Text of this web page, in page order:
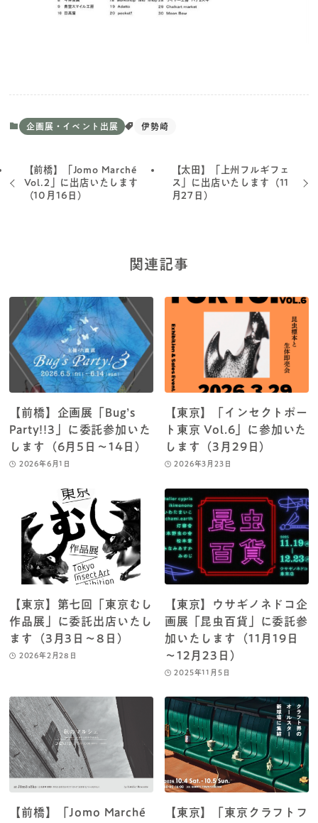
企画展・イベント出展 伊勢崎
【前橋】「Jomo Marché
Vol.2」に出店いたします
（10月16日）
【太田】「上州フルギフェ
ス」に出店いたします（11
月27日）
関連記事
【前橋】企画展「Bug’s
Party!!3」に委託参加いた
します（6月5日～14日）
2026年6月1日
【東京】「インセクトポー
ト東京 Vol.6」に参加いた
します（3月29日）
2026年3月23日
【東京】第七回「東京むし
作品展」に委託出店いたし
ます（3月3日～8日）
2026年2月28日
【東京】ウサギノネドコ企
画展「昆虫百貨」に委託参
加いたします（11月19日
～12月23日）
2025年11月5日
【前橋】「Jomo Marché
【東京】「東京クラフトフ